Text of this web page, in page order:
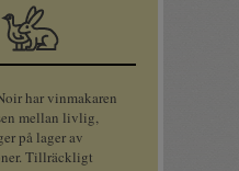
småvilthar vinmakaren
mellan livlig,
på lager av
Tillräckligt